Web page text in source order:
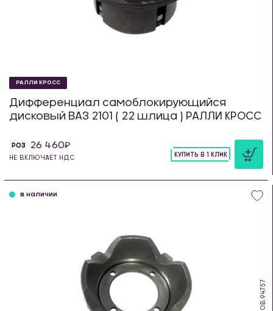
РАЛЛИ КРОСС
Дифференциал самоблокирующийся
дисковый ВАЗ 2101 ( 22 шлица ) РАЛЛИ КРОСС
РОЗ 26 460
НЕ ВКЛЮЧАЕТ НДС
КУПИТЬ В 1 КЛИК
OB.94757
в наличии